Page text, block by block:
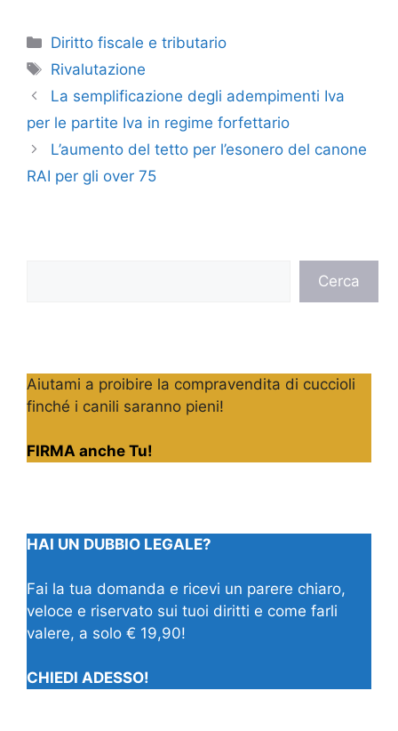
Categorie
Diritto fiscale e tributario
Tag
Rivalutazione
La semplificazione degli adempimenti Iva
per le partite Iva in regime forfettario
L’aumento del tetto per l’esonero del canone
RAI per gli over 75
Cerca
Aiutami a proibire la compravendita di cuccioli
finché i canili saranno pieni!
FIRMA anche Tu!
HAI UN DUBBIO LEGALE?
Fai la tua domanda e ricevi un parere chiaro,
veloce e riservato sui tuoi diritti e come farli
valere, a solo € 19,90!
CHIEDI ADESSO!